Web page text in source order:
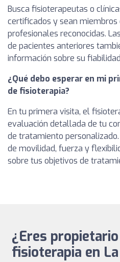
Busca fisioterapeutas o
certificados y sean miembros
profesionales reconocidas.
de pacientes anteriores
información sobre su
¿Qué debo esperar en mi
de fisioterapia?
En tu primera visita, el
evaluación detallada de tu
de tratamiento
de movilidad, fuerza y
sobre tus objetivos de
¿Eres
fisioterapia en